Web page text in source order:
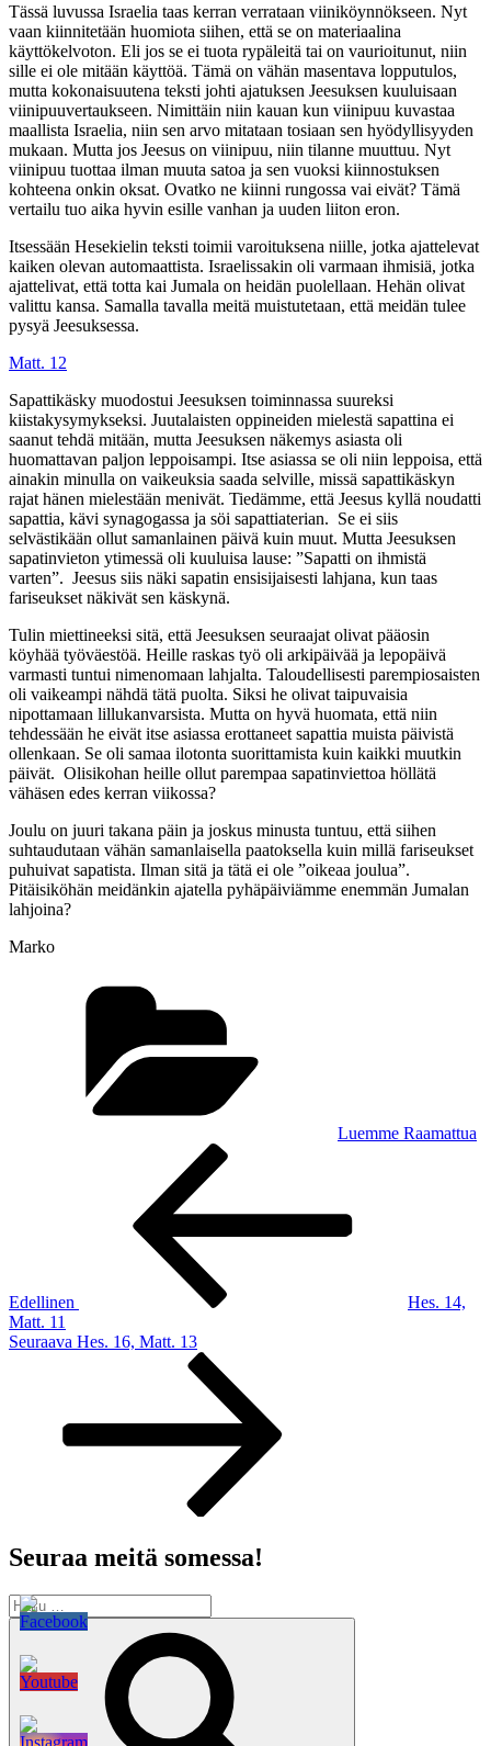
Tässä luvussa Israelia taas kerran verrataan viiniköynnökseen. Nyt
vaan kiinnitetään huomiota siihen, että se on materiaalina
käyttökelvoton. Eli jos se ei tuota rypäleitä tai on vaurioitunut, niin
sille ei ole mitään käyttöä. Tämä on vähän masentava lopputulos,
mutta kokonaisuutena teksti johti ajatuksen Jeesuksen kuuluisaan
viinipuuvertaukseen. Nimittäin niin kauan kun viinipuu kuvastaa
maallista Israelia, niin sen arvo mitataan tosiaan sen hyödyllisyyden
mukaan. Mutta jos Jeesus on viinipuu, niin tilanne muuttuu. Nyt
viinipuu tuottaa ilman muuta satoa ja sen vuoksi kiinnostuksen
kohteena onkin oksat. Ovatko ne kiinni rungossa vai eivät? Tämä
vertailu tuo aika hyvin esille vanhan ja uuden liiton eron.
Itsessään Hesekielin teksti toimii varoituksena niille, jotka ajattelevat
kaiken olevan automaattista. Israelissakin oli varmaan ihmisiä, jotka
ajattelivat, että totta kai Jumala on heidän puolellaan. Hehän olivat
valittu kansa. Samalla tavalla meitä muistutetaan, että meidän tulee
pysyä Jeesuksessa.
Matt. 12
Sapattikäsky muodostui Jeesuksen toiminnassa suureksi
kiistakysymykseksi. Juutalaisten oppineiden mielestä sapattina ei
saanut tehdä mitään, mutta Jeesuksen näkemys asiasta oli
huomattavan paljon leppoisampi. Itse asiassa se oli niin leppoisa, että
ainakin minulla on vaikeuksia saada selville, missä sapattikäskyn
rajat hänen mielestään menivät. Tiedämme, että Jeesus kyllä noudatti
sapattia, kävi synagogassa ja söi sapattiaterian. Se ei siis
selvästikään ollut samanlainen päivä kuin muut. Mutta Jeesuksen
sapatinvieton ytimessä oli kuuluisa lause: ”Sapatti on ihmistä
varten”. Jeesus siis näki sapatin ensisijaisesti lahjana, kun taas
fariseukset näkivät sen käskynä.
Tulin miettineeksi sitä, että Jeesuksen seuraajat olivat pääosin
köyhää työväestöä. Heille raskas työ oli arkipäivää ja lepopäivä
varmasti tuntui nimenomaan lahjalta. Taloudellisesti parempiosaisten
oli vaikeampi nähdä tätä puolta. Siksi he olivat taipuvaisia
nipottamaan lillukanvarsista. Mutta on hyvä huomata, että niin
tehdessään he eivät itse asiassa erottaneet sapattia muista päivistä
ollenkaan. Se oli samaa ilotonta suorittamista kuin kaikki muutkin
päivät. Olisikohan heille ollut parempaa sapatinviettoa höllätä
vähäsen edes kerran viikossa?
Joulu on juuri takana päin ja joskus minusta tuntuu, että siihen
suhtaudutaan vähän samanlaisella paatoksella kuin millä fariseukset
puhuivat sapatista. Ilman sitä ja tätä ei ole ”oikeaa joulua”.
Pitäisiköhän meidänkin ajatella pyhäpäiviämme enemmän Jumalan
lahjoina?
Marko
Luemme Raamattua
Edellinen
Hes. 14,
Matt. 11
Seuraava
Seuraava Hes. 16, Matt. 13
Seuraa meitä somessa!
Etsi: